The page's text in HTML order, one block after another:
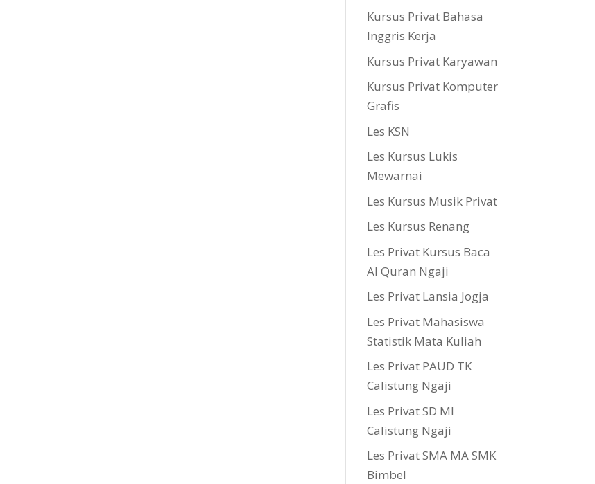
Kursus Privat Bahasa
Inggris Kerja
Kursus Privat Karyawan
Kursus Privat Komputer
Grafis
Les KSN
Les Kursus Lukis
Mewarnai
Les Kursus Musik Privat
Les Kursus Renang
Les Privat Kursus Baca
Al Quran Ngaji
Les Privat Lansia Jogja
Les Privat Mahasiswa
Statistik Mata Kuliah
Les Privat PAUD TK
Calistung Ngaji
Les Privat SD MI
Calistung Ngaji
Les Privat SMA MA SMK
Bimbel